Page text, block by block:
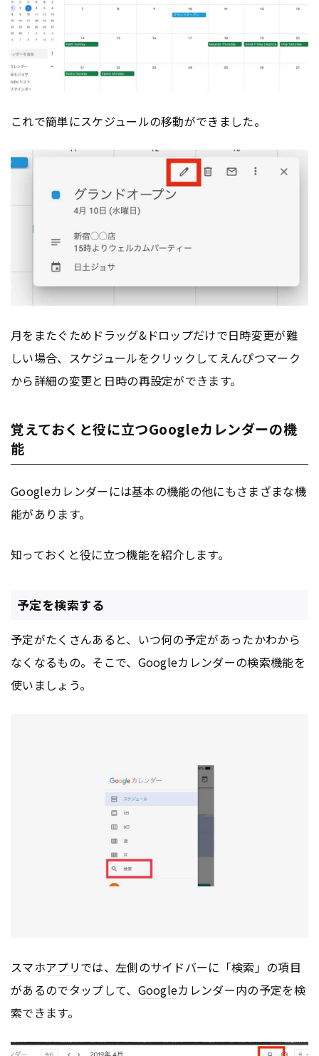
これで簡単にスケジュールの移動ができました。
月をまたぐためドラッグ&ドロップだけで日時変更が難
しい場合、スケジュールをクリックしてえんぴつマーク
から詳細の変更と日時の再設定ができます。
覚えておくと役に立つGoogleカレンダーの機
能
Googleカレンダーには基本の機能の他にもさまざまな機
能があります。
知っておくと役に立つ機能を紹介します。
予定を検索する
予定がたくさんあると、いつ何の予定があったかわから
なくなるもの。そこで、 Googleカレンダーの検索機能を
使いましょう。
スマホアプリでは、左側のサイドバーに「検索」の項目
があるのでタップして、 Googleカレンダー内の予定を検
索できます。